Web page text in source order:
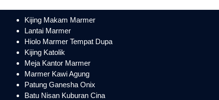
Kijing Makam Marmer
Lantai Marmer
Hiolo Marmer Tempat Dupa
Kijing Katolik
Meja Kantor Marmer
Marmer Kawi Agung
Patung Ganesha Onix
Batu Nisan Kuburan Cina